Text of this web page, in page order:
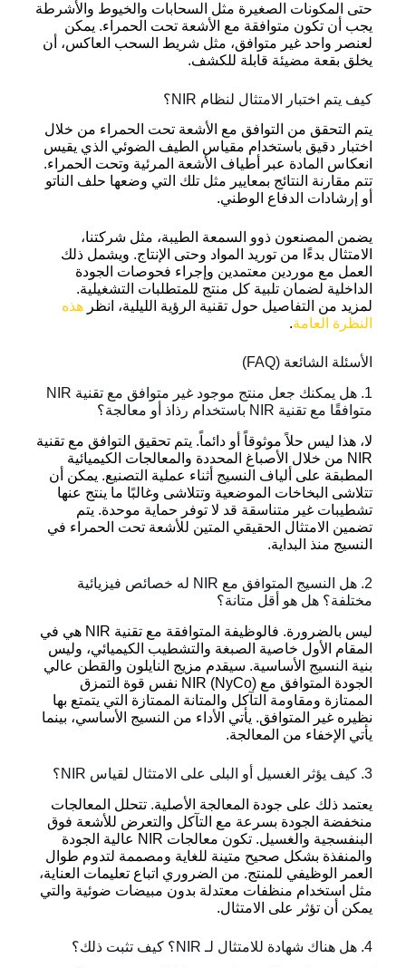
حتى المكونات الصغيرة مثل السحابات والخيوط والأشرطة
يجب أن تكون متوافقة مع الأشعة تحت الحمراء. يمكن
لعنصر واحد غير متوافق، مثل شريط السحب العاكس، أن
يخلق بقعة مضيئة قابلة للكشف.
كيف يتم اختبار الامتثال لنظام NIR؟
يتم التحقق من التوافق مع الأشعة تحت الحمراء من خلال
اختبار دقيق باستخدام مقياس الطيف الضوئي الذي يقيس
انعكاس المادة عبر أطياف الأشعة المرئية وتحت الحمراء.
تتم مقارنة النتائج بمعايير مثل تلك التي وضعها حلف الناتو
أو إرشادات الدفاع الوطني.
يضمن المصنعون ذوو السمعة الطيبة، مثل شركتنا،
الامتثال بدءًا من توريد المواد وحتى الإنتاج. ويشمل ذلك
العمل مع موردين معتمدين وإجراء فحوصات الجودة
الداخلية لضمان تلبية كل منتج للمتطلبات التشغيلية.
لمزيد من التفاصيل حول تقنية الرؤية الليلية، انظر هذه
النظرة العامة.
الأسئلة الشائعة (FAQ)
1. هل يمكنك جعل منتج موجود غير متوافق مع تقنية NIR
متوافقًا مع تقنية NIR باستخدام رذاذ أو معالجة؟
لا، هذا ليس حلاً موثوقاً أو دائماً. يتم تحقيق التوافق مع تقنية
NIR من خلال الأصباغ المحددة والمعالجات الكيميائية
المطبقة على ألياف النسيج أثناء عملية التصنيع. يمكن أن
تتلاشى البخاخات الموضعية وتتلاشى وغالبًا ما ينتج عنها
تشطيبات غير متناسقة قد لا توفر حماية موحدة. يتم
تضمين الامتثال الحقيقي المتين للأشعة تحت الحمراء في
النسيج منذ البداية.
2. هل النسيج المتوافق مع NIR له خصائص فيزيائية
مختلفة؟ هل هو أقل متانة؟
ليس بالضرورة. فالوظيفة المتوافقة مع تقنية NIR هي في
المقام الأول خاصية الصبغة والتشطيب الكيميائي، وليس
بنية النسيج الأساسية. سيقدم مزيج النايلون والقطن عالي
الجودة المتوافق مع NIR (NyCo) نفس قوة التمزق
الممتازة ومقاومة التآكل والمتانة الممتازة التي يتمتع بها
نظيره غير المتوافق. يأتي الأداء من النسيج الأساسي، بينما
يأتي الإخفاء من المعالجة.
3. كيف يؤثر الغسيل أو البلى على الامتثال لقياس NIR؟
يعتمد ذلك على جودة المعالجة الأصلية. تتحلل المعالجات
منخفضة الجودة بسرعة مع التآكل والتعرض للأشعة فوق
البنفسجية والغسيل. تكون معالجات NIR عالية الجودة
والمنفذة بشكل صحيح متينة للغاية ومصممة لتدوم طوال
العمر الوظيفي للمنتج. من الضروري اتباع تعليمات العناية،
مثل استخدام منظفات معتدلة بدون مبيضات ضوئية والتي
يمكن أن تؤثر على الامتثال.
4. هل هناك شهادة للامتثال لـ NIR؟ كيف تثبت ذلك؟